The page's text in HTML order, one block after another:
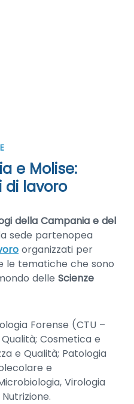
e Molise:
di lavoro
della Campania e del
sede partenopea
organizzati per
le tematiche che sono
delle Scienze
Forense (CTU –
Cosmetica e
e Qualità; Patologia
e
Virologia